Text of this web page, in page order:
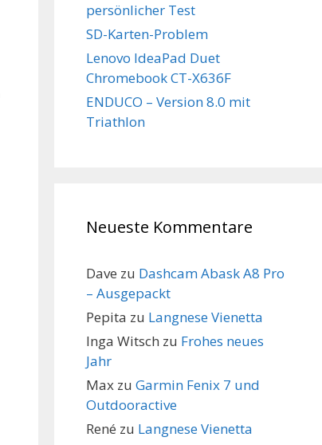
persönlicher Test
SD-Karten-Problem
Lenovo IdeaPad Duet
Chromebook CT-X636F
ENDUCO – Version 8.0 mit
Triathlon
Neueste Kommentare
Dave zu Dashcam Abask A8 Pro
– Ausgepackt
Pepita zu Langnese Vienetta
Inga Witsch zu Frohes neues
Jahr
Max zu Garmin Fenix 7 und
Outdooractive
René zu Langnese Vienetta